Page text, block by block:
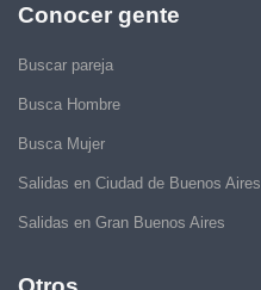
Conocer gente
Buscar pareja
Busca Hombre
Busca Mujer
Salidas en Ciudad de Buenos Aires
Salidas en Gran Buenos Aires